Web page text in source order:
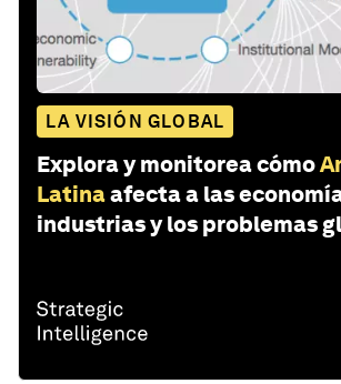
LA VISIÓN GLOBAL
Explora y monitorea cómo
Latinaafecta a las
industrias y los problemas